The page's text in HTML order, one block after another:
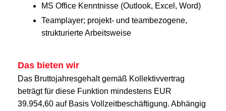
MS Office Kenntnisse (Outlook, Excel, Word)
Teamplayer; projekt- und teambezogene,
strukturierte Arbeitsweise
Das bieten wir
Das Bruttojahresgehalt gemäß Kollektivvertrag
beträgt für diese Funktion mindestens EUR
39.954,60 auf Basis Vollzeitbeschäftigung. Abhängig